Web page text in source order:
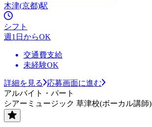
木津(京都)駅
シフト
週1日からOK
交通費支給
未経験OK
詳細を見る
応募画面に進む
アルバイト・パート
シアーミュージック 草津校(ボーカル講師)